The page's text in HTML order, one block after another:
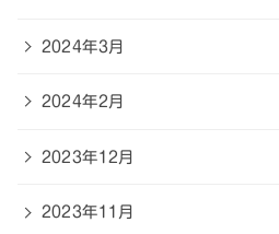
2024年3月
2024年2月
2023年12月
2023年11月